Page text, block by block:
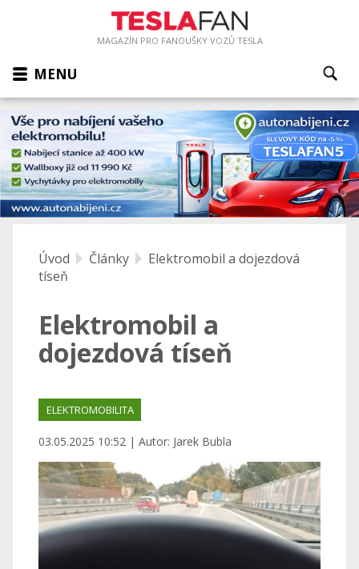
MAGAZÍN PRO FANOUŠKY VOZŮ TESLA
MENU
Úvod Články
Elektromobil a dojezdová
tíseň
Elektromobil a
dojezdová tíseň
ELEKTROMOBILITA
03.05.2025 10:52 | Autor: Jarek Bubla